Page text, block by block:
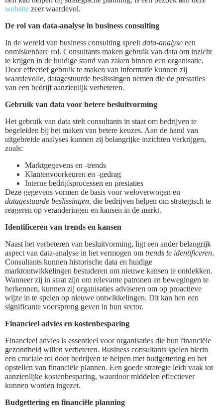
website zeer waardevol.
De rol van data-analyse in business consulting
In de wereld van business consulting speelt data-analyse een
onmiskenbare rol. Consultants maken gebruik van data om inzicht
te krijgen in de huidige stand van zaken binnen een organisatie.
Door effectief gebruik te maken van informatie kunnen zij
waardevolle, datagestuurde beslissingen nemen die de prestaties
van een bedrijf aanzienlijk verbeteren.
Gebruik van data voor betere besluitvorming
Het gebruik van data stelt consultants in staat om bedrijven te
begeleiden bij het maken van betere keuzes. Aan de hand van
uitgebreide analyses kunnen zij belangrijke inzichten verkrijgen,
zoals:
Marktgegevens en -trends
Klantenvoorkeuren en -gedrag
Interne bedrijfsprocessen en prestaties
Deze gegevens vormen de basis voor weloverwogen en
datagestuurde beslissingen, die bedrijven helpen om strategisch te
reageren op veranderingen en kansen in de markt.
Identificeren van trends en kansen
Naast het verbeteren van besluitvorming, ligt een ander belangrijk
aspect van data-analyse in het vermogen om trends te identificeren.
Consultants kunnen historische data en huidige
marktontwikkelingen bestuderen om nieuwe kansen te ontdekken.
Wanneer zij in staat zijn om relevante patronen en bewegingen te
herkennen, kunnen zij organisaties adviseren om op proactieve
wijze in te spelen op nieuwe ontwikkelingen. Dit kan hen een
significante voorsprong geven in hun sector.
Financieel advies en kostenbesparing
Financieel advies is essentieel voor organisaties die hun financiële
gezondheid willen verbeteren. Business consultants spelen hierin
een cruciale rol door bedrijven te helpen met budgettering en het
opstellen van financiële plannen. Een goede strategie leidt vaak tot
aanzienlijke kostenbesparing, waardoor middelen effectiever
kunnen worden ingezet.
Budgettering en financiële planning